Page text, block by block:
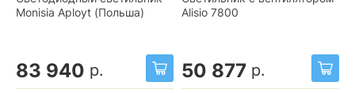
Monisia Aployt (Польша)
83 940 р.
Alisio 7800
50 877 р.